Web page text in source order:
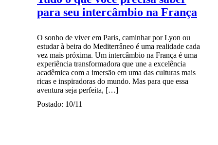
para seu intercâmbio na França
O sonho de viver em Paris, caminhar por Lyon ou
estudar à beira do Mediterrâneo é uma realidade cada
vez mais próxima. Um intercâmbio na França é uma
experiência transformadora que une a excelência
acadêmica com a imersão em uma das culturas mais
ricas e inspiradoras do mundo. Mas para que essa
aventura seja perfeita, […]
Postado: 10/11